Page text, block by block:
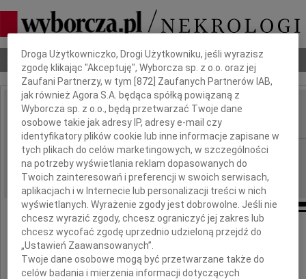
Nekrologi Odeszli Poradnik pogrzebowy
IMIĘ I NAZWISKO: Paweł Biernacki
REGION: Radom
DATA EMISJI: 24.11.2009
Z głębokim żalem zawiadamiamy,
że w dniu 19 listopada 2009 roku zmarł
w wieku 53 lat
Dbamy o Twoją prywatność
Droga Użytkowniczko, Drogi Użytkowniku, jeśli wyrazisz
zgodę klikając "Akceptuję", Wyborcza sp. z o.o. oraz jej
Zaufani Partnerzy, w tym [872] Zaufanych Partnerów IAB,
jak również Agora S.A. będąca spółką powiązaną z
Wyborcza sp. z o.o., będą przetwarzać Twoje dane
osobowe takie jak adresy IP, adresy e-mail czy
identyfikatory plików cookie lub inne informacje zapisane w
tych plikach do celów marketingowych, w szczególności
na potrzeby wyświetlania reklam dopasowanych do
Twoich zainteresowań i preferencji w swoich serwisach,
aplikacjach i w Internecie lub personalizacji treści w nich
wyświetlanych. Wyrażenie zgody jest dobrowolne. Jeśli nie
chcesz wyrazić zgody, chcesz ograniczyć jej zakres lub
chcesz wycofać zgodę uprzednio udzieloną przejdź do
„Ustawień Zaawansowanych”.
Twoje dane osobowe mogą być przetwarzane także do
celów badania i mierzenia informacji dotyczących